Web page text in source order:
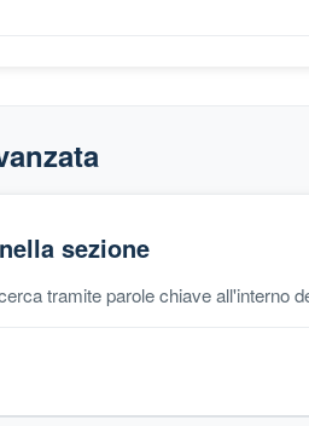
sezione
tramite parole chiave all'interno